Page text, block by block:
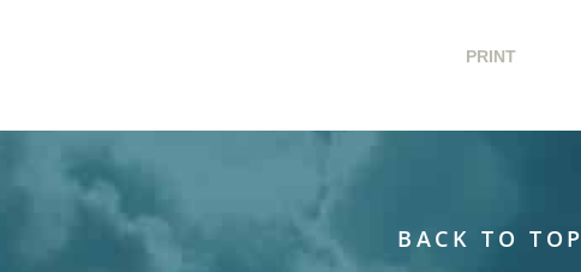
PRINT
BACK TO TOP